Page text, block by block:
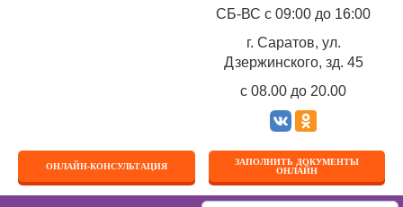
СБ-ВС с 09:00 до 16:00
г. Саратов, ул.
Дзержинского, зд. 45
c 08.00 до 20.00
ОНЛАЙН-КОНСУЛЬТАЦИЯ
ЗАПОЛНИТЬ ДОКУМЕНТЫ
ОНЛАЙН